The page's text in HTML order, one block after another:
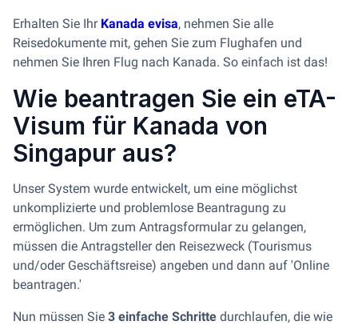
Erhalten Sie Ihr Kanada evisa, nehmen Sie alle
Reisedokumente mit, gehen Sie zum Flughafen und
nehmen Sie Ihren Flug nach Kanada. So einfach ist das!
Wie beantragen Sie ein eTA-
Visum für Kanada von
Singapur aus?
Unser System wurde entwickelt, um eine möglichst
unkomplizierte und problemlose Beantragung zu
ermöglichen. Um zum Antragsformular zu gelangen,
müssen die Antragsteller den Reisezweck (Tourismus
und/oder Geschäftsreise) angeben und dann auf 'Online
beantragen.'
Nun müssen Sie 3 einfache Schritte durchlaufen, die wie